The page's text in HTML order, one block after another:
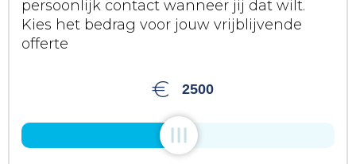
persoonlijk contact wanneer jij dat wilt.
Kies het bedrag voor jouw vrijblijvende
offerte
€